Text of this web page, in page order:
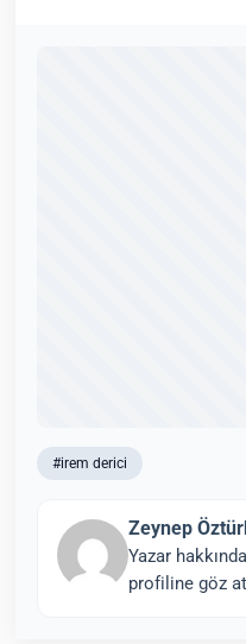
#irem derici
Zeynep
Yazar
profiline göz